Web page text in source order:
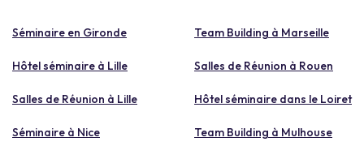
Séminaire en Gironde Team Building à Marseille
Hôtel séminaire à Lille Salles de Réunion à Rouen
Salles de Réunion à Lille Hôtel séminaire dans le Loiret
Séminaire à Nice Team Building à Mulhouse